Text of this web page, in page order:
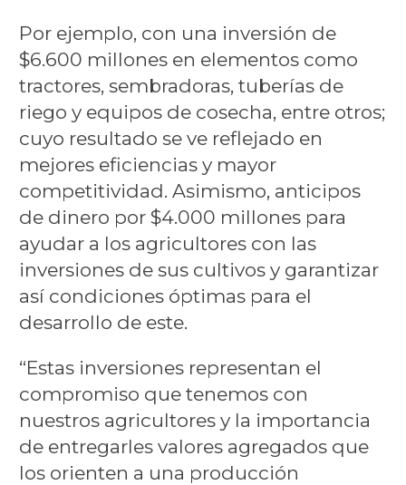
Por ejemplo, con una inversión de
$6.600 millones en elementos como
tractores, sembradoras, tuberías de
riego y equipos de cosecha, entre otros;
cuyo resultado se ve reflejado en
mejores eficiencias y mayor
competitividad. Asimismo, anticipos
de dinero por $4.000 millones para
ayudar a los agricultores con las
inversiones de sus cultivos y garantizar
así condiciones óptimas para el
desarrollo de este.
“Estas inversiones representan el
compromiso que tenemos con
nuestros agricultores y la importancia
de entregarles valores agregados que
los orienten a una producción